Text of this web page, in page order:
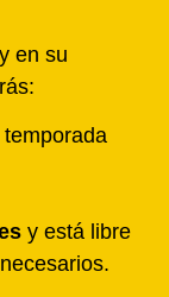
y en su
y está libre